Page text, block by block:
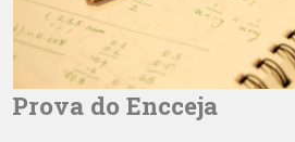
Prova do Encceja